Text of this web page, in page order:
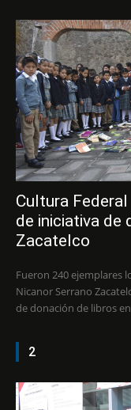
Cultura
de iniciativa de
Zacatelco
Fueron 240 ejemplares
Nicanor Serrano Zacatelco, Tlax. Concluyó con gran éxito la campaña
de donación de libros
2